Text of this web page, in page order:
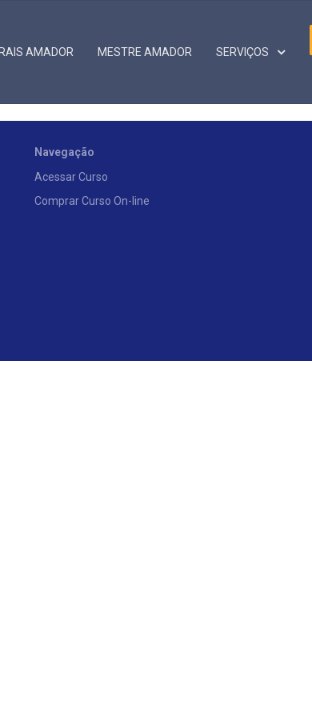
AMADOR MESTRE AMADOR SERVIÇOS
Navegação
Acessar Curso
Comprar Curso On-line